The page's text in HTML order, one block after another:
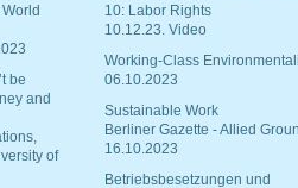
be
and
of
10: Labor Rights
10.12.23. Video
Working-Class
06.10.2023
Sustainable Work
Berliner Gazette - Allied
16.10.2023
Betriebsbesetzungen und